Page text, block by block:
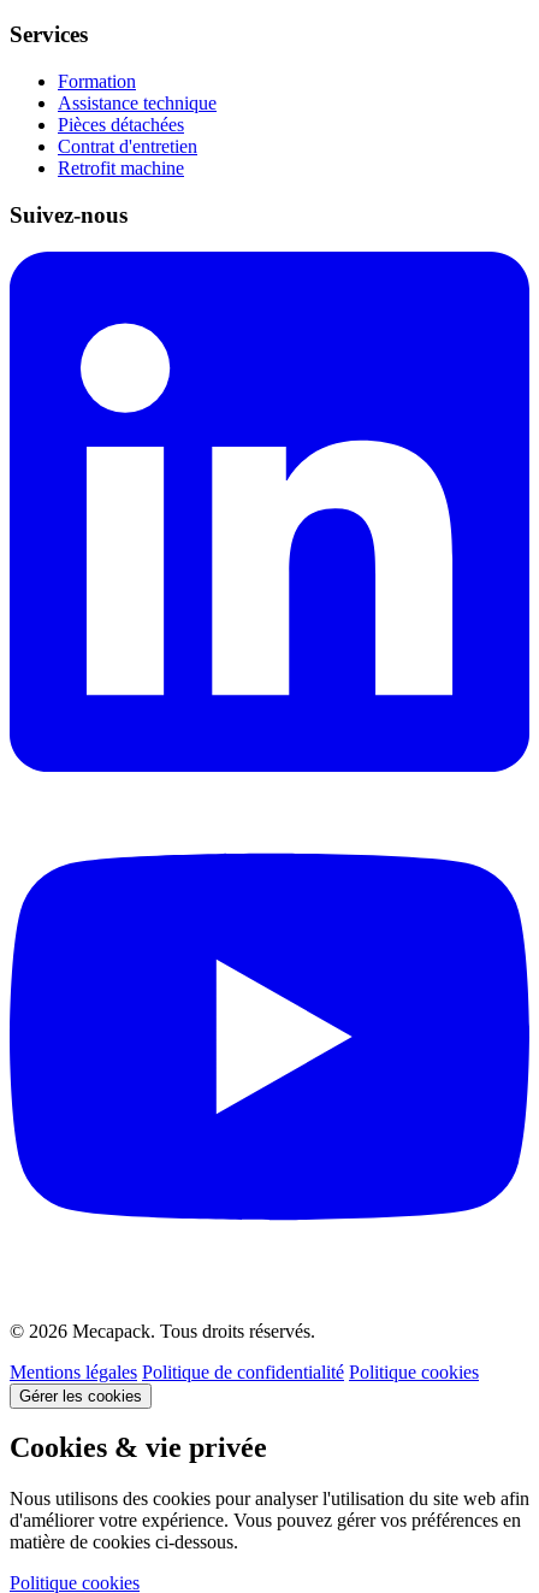
Services
Formation
Assistance technique
Pièces détachées
Contrat d'entretien
Retrofit machine
Suivez-nous
© 2026 Mecapack. Tous droits réservés.
Mentions légales Politique de confidentialité Politique cookies
Gérer les cookies
Cookies & vie privée
Nous utilisons des cookies pour analyser l'utilisation du site web afin
d'améliorer votre expérience. Vous pouvez gérer vos préférences en
matière de cookies ci-dessous.
Politique cookies